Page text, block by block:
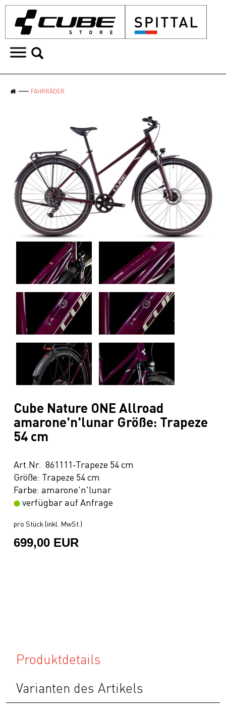
FAHRRÄDER
Cube Nature ONE Allroad
amarone'n'lunar Größe: Trapeze
54 cm
Art.Nr. 861111-Trapeze 54 cm
Größe: Trapeze 54 cm
Farbe: amarone'n'lunar
verfügbar auf Anfrage
pro Stück (inkl. MwSt.)
699,00 EUR
Produktdetails
Varianten des Artikels